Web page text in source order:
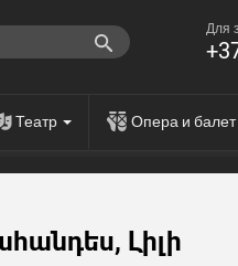
Для
Театр Опера и балет
Լիլի